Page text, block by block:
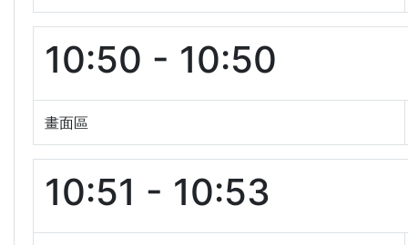
10:50 - 10:50
畫面區
10:51 - 10:53